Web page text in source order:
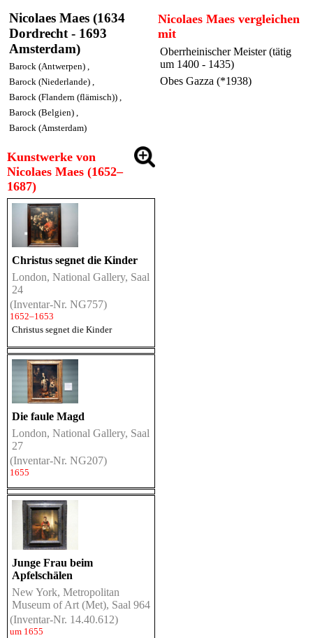
Nicolaes Maes (1634
Dordrecht - 1693
Amsterdam)
Barock (Antwerpen) ,
Barock (Niederlande) ,
Barock (Flandern (flämisch)) ,
Barock (Belgien) ,
Barock (Amsterdam)
Kunstwerke von
Nicolaes Maes (1652–
1687)
Christus segnet die Kinder
London, National Gallery, Saal
24
(Inventar-Nr. NG757)
1652–1653
Christus segnet die Kinder
Die faule Magd
London, National Gallery, Saal
27
(Inventar-Nr. NG207)
1655
Junge Frau beim
Apfelschälen
New York, Metropolitan
Museum of Art (Met), Saal 964
(Inventar-Nr. 14.40.612)
um 1655
Nicolaes Maes vergleichen
mit
Oberrheinischer Meister (tätig
um 1400 - 1435)
Obes Gazza (*1938)